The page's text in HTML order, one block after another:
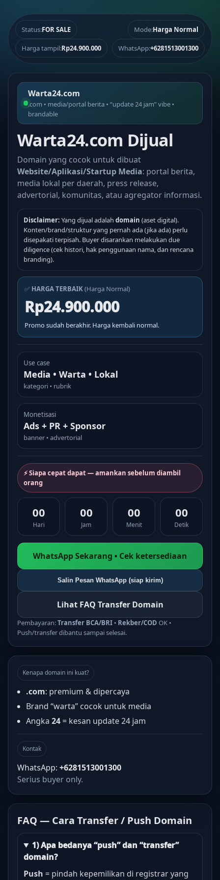
Status:FOR SALE Mode:Harga Normal
Harga tampil:Rp24.900.000 WhatsApp:+6281513001300
Warta24.com
.com • media/portal berita • “update 24 jam” vibe •
brandable
Warta24.com Dijual
Domain yang cocok untuk dibuat
Website/Aplikasi/Startup Media: portal berita,
media lokal per daerah, press release,
advertorial, komunitas, atau agregator informasi.
Disclaimer: Yang dijual adalah domain (aset digital).
Konten/brand/struktur yang pernah ada (jika ada) perlu
disepakati terpisah. Buyer disarankan melakukan due
diligence (cek histori, hak penggunaan nama, dan rencana
branding).
✅ HARGA TERBAIK(Harga Normal)
Rp24.900.000
Promo sudah berakhir. Harga kembali normal.
Use case
Media • Warta • Lokal
kategori • rubrik
Monetisasi
Ads + PR + Sponsor
banner • advertorial
⚡ Siapa cepat dapat — amankan sebelum diambil
orang
00
Hari
00
Jam
00
Menit
00
Detik
WhatsApp Sekarang • Cek ketersediaan
Salin Pesan WhatsApp (siap kirim)
Lihat FAQ Transfer Domain
Pembayaran:Transfer BCA/BRI • Rekber/COD OK •
Push/transfer dibantu sampai selesai.
Kenapa domain ini kuat?
.com: premium & dipercaya
Brand “warta” cocok untuk media
Angka 24 = kesan update 24 jam
Kontak
WhatsApp: +6281513001300
Serius buyer only.
FAQ — Cara Transfer / Push Domain
1) Apa bedanya “push” dan “transfer”
domain?
Push = pindah kepemilikan di registrar yang